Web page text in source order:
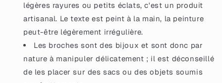
légères rayures ou petits éclats, c'est un produit
artisanal. Le texte est peint à la main, la peinture
peut-être légèrement irrégulière.
Les broches sont des bijoux et sont donc par
nature à manipuler délicatement ; il est déconseillé
de les placer sur des sacs ou des objets soumis